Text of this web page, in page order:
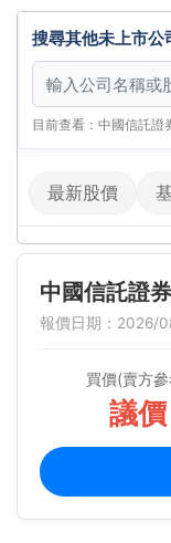
搜尋其他未上市公
搜尋其他未上市公
目前查看：中國信託
最新股價
中國信託證
報價日期：2026/
買價(賣方
議價